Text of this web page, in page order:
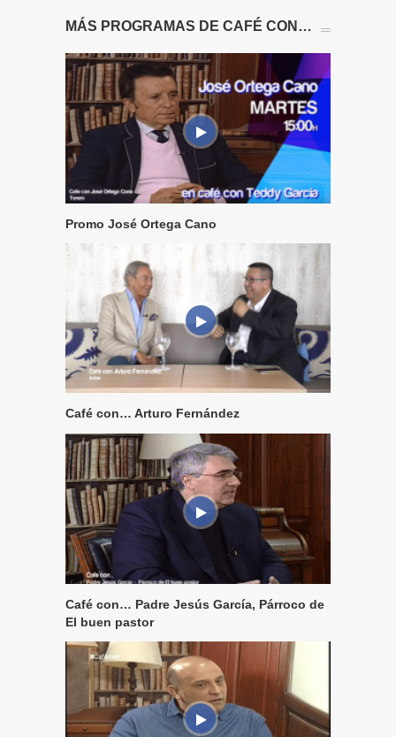
MÁS PROGRAMAS DE CAFÉ CON…
Promo José Ortega Cano
Café con… Arturo Fernández
Café con… Padre Jesús García, Párroco de
El buen pastor